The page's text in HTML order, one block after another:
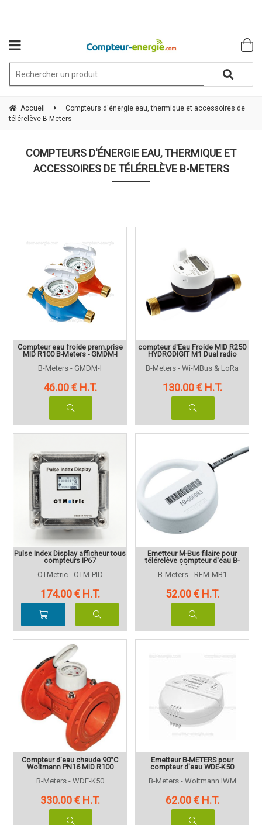
Accueil
Compteurs d'énergie eau, thermique et accessoires de
télérelève B-Meters
COMPTEURS D'ÉNERGIE EAU, THERMIQUE ET
ACCESSOIRES DE TÉLÉRELÈVE B-METERS
Compteur eau froide prem.prise
MID R100 B-Meters - GMDM-I
B-Meters - GMDM-I
46.00 € H.T.
compteur d'Eau Froide MID R250
HYDRODIGIT M1 Dual radio
B-Meters - Wi-MBus & LoRa
130.00 € H.T.
Pulse Index Display afficheur tous
compteurs IP67
OTMetric - OTM-PID
174.00 € H.T.
Emetteur M-Bus filaire pour
télérelève compteur d'eau B-
Meters
B-Meters - RFM-MB1
52.00 € H.T.
Compteur d'eau chaude 90°C
Woltmann PN16 MID R100
B-Meters - WDE-K50
330.00 € H.T.
Emetteur B-METERS pour
compteur d'eau WDE-K50
B-Meters - Woltmann IWM
62.00 € H.T.